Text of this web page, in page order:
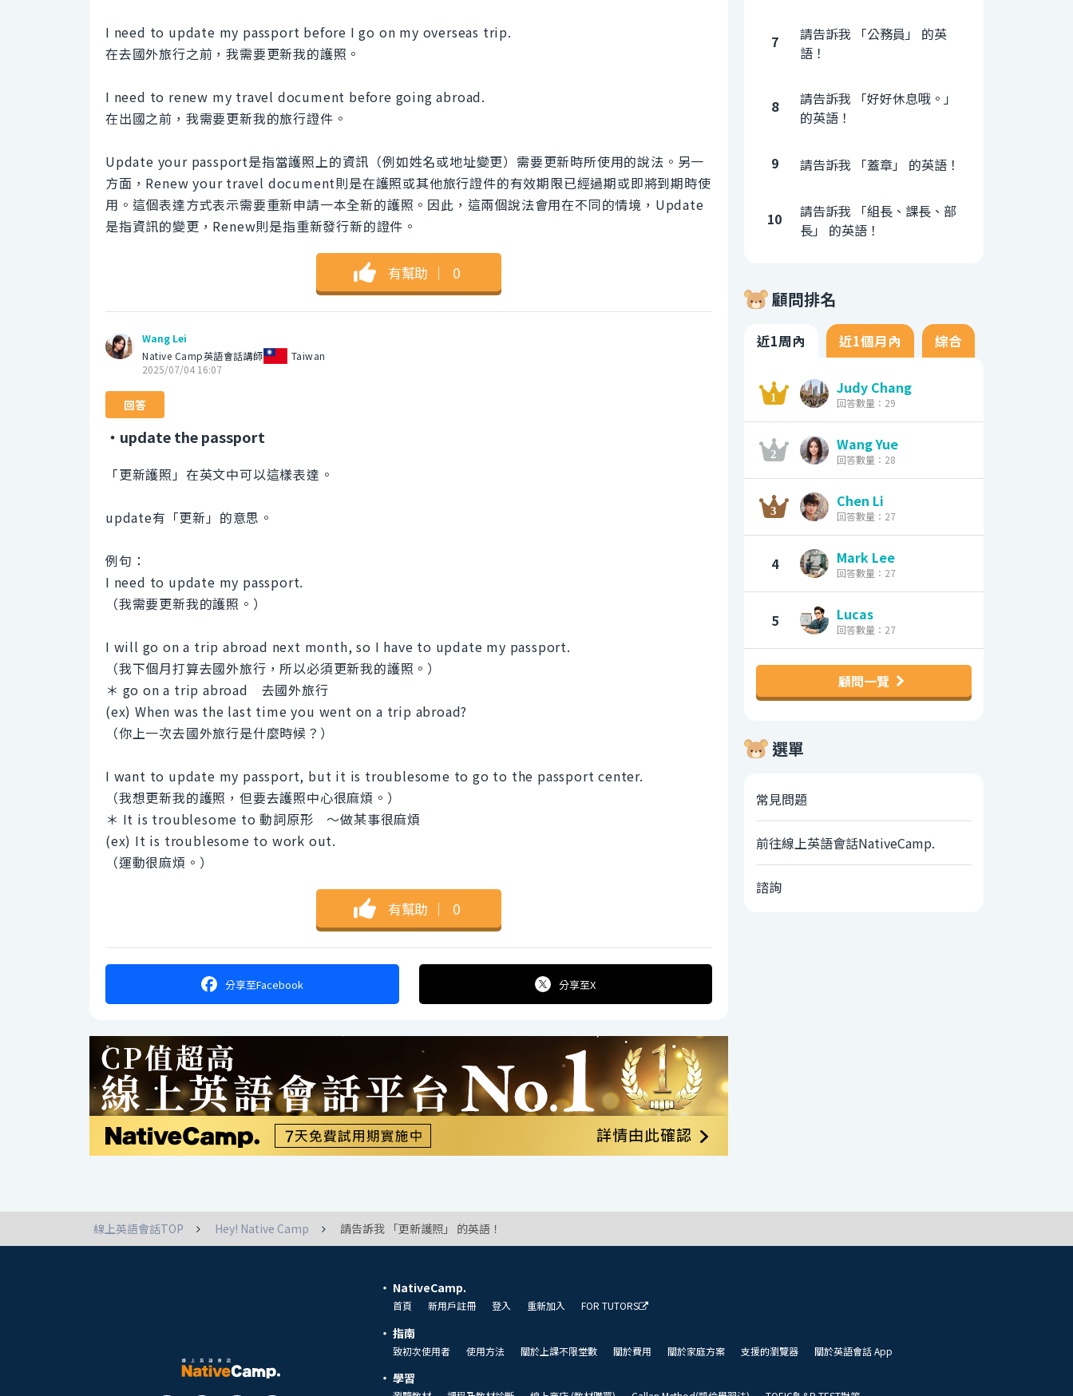
I need to update my passport before I go on my overseas trip.
在去國外旅行之前，我需要更新我的護照。
I need to renew my travel document before going abroad.
在出國之前，我需要更新我的旅行證件。
Update your passport是指當護照上的資訊（例如姓名或地址變更）需要更新時所使用的說法。另一
方面，Renew your travel document則是在護照或其他旅行證件的有效期限已經過期或即將到期時使
用。這個表達方式表示需要重新申請一本全新的護照。因此，這兩個說法會用在不同的情境，Update
是指資訊的變更，Renew則是指重新發行新的證件。
有幫助 ｜ 0
Wang Lei
Native Camp英語會話講師
Taiwan
2025/07/04 16:07
回答
・update the passport
「更新護照」在英文中可以這樣表達。
update有「更新」的意思。
例句：
I need to update my passport.
（我需要更新我的護照。）
I will go on a trip abroad next month, so I have to update my passport.
（我下個月打算去國外旅行，所以必須更新我的護照。）
＊ go on a trip abroad 去國外旅行
(ex) When was the last time you went on a trip abroad?
（你上一次去國外旅行是什麼時候？）
I want to update my passport, but it is troublesome to go to the passport center.
（我想更新我的護照，但要去護照中心很麻煩。）
＊ It is troublesome to 動詞原形 ～做某事很麻煩
(ex) It is troublesome to work out.
（運動很麻煩。）
有幫助 ｜ 0
分享至Facebook 分享至X
7
請告訴我 「公務員」 的英
語！
8
請告訴我 「好好休息哦。」
的英語！
9 請告訴我 「蓋章」 的英語！
10
請告訴我 「組長、課長、部
長」 的英語！
顧問排名
近1周內 近1個月內 綜合
Judy Chang
回答數量：29
Wang Yue
回答數量：28
Chen Li
回答數量：27
4 Mark Lee
回答數量：27
5 Lucas
回答數量：27
顧問一覽
選單
常見問題
前往線上英語會話NativeCamp.
諮詢
線上英語會話TOP Hey! Native Camp 請告訴我 「更新護照」 的英語！
NativeCamp.
首頁 新用戶註冊 登入 重新加入 FOR TUTORS
指南
致初次使用者 使用方法 關於上課不限堂數 關於費用 關於家庭方案 支援的瀏覽器 關於英語會話 App
學習